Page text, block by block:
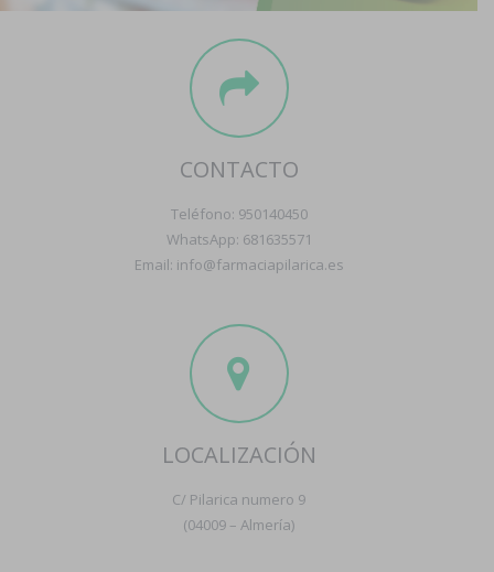
Boletín
CONTACTO
Teléfono: 950140450
WhatsApp: 681635571
Email: info@farmaciapilarica.es
LOCALIZACIÓN
C/ Pilarica numero 9
(04009 – Almería)